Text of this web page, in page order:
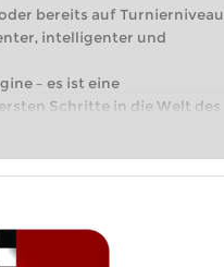
bereits auf Turnierniveau
intelligenter und
– es ist eine
Schritte in die Welt des
Turnierniveau spielen: Mit